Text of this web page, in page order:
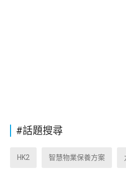
#話題搜尋
HK2 智慧物業保養方案